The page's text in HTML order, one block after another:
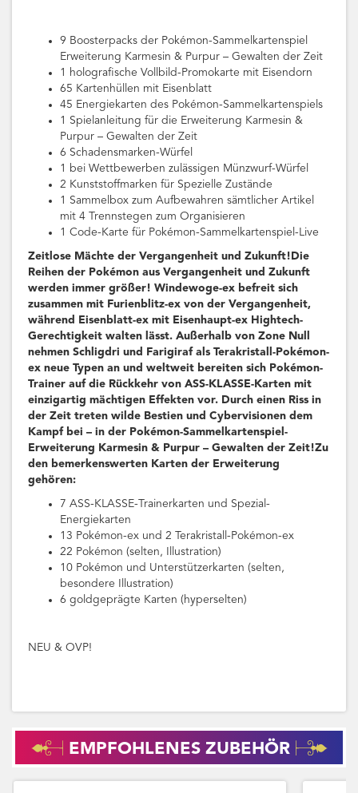
9 Boosterpacks der Pokémon-Sammelkartenspiel
Erweiterung Karmesin & Purpur – Gewalten der Zeit
1 holografische Vollbild-Promokarte mit Eisendorn
65 Kartenhüllen mit Eisenblatt
45 Energiekarten des Pokémon-Sammelkartenspiels
1 Spielanleitung für die Erweiterung Karmesin &
Purpur – Gewalten der Zeit
6 Schadensmarken-Würfel
1 bei Wettbewerben zulässigen Münzwurf-Würfel
2 Kunststoffmarken für Spezielle Zustände
1 Sammelbox zum Aufbewahren sämtlicher Artikel
mit 4 Trennstegen zum Organisieren
1 Code-Karte für Pokémon-Sammelkartenspiel-Live
Zeitlose Mächte der Vergangenheit und Zukunft!Die
Reihen der Pokémon aus Vergangenheit und Zukunft
werden immer größer! Windewoge-ex befreit sich
zusammen mit Furienblitz-ex von der Vergangenheit,
während Eisenblatt-ex mit Eisenhaupt-ex Hightech-
Gerechtigkeit walten lässt. Außerhalb von Zone Null
nehmen Schligdri und Farigiraf als Terakristall-Pokémon-
ex neue Typen an und weltweit bereiten sich Pokémon-
Trainer auf die Rückkehr von ASS-KLASSE-Karten mit
einzigartig mächtigen Effekten vor. Durch einen Riss in
der Zeit treten wilde Bestien und Cybervisionen dem
Kampf bei – in der Pokémon-Sammelkartenspiel-
Erweiterung Karmesin & Purpur – Gewalten der Zeit!Zu
den bemerkenswerten Karten der Erweiterung
gehören:
7 ASS-KLASSE-Trainerkarten und Spezial-
Energiekarten
13 Pokémon-ex und 2 Terakristall-Pokémon-ex
22 Pokémon (selten, Illustration)
10 Pokémon und Unterstützerkarten (selten,
besondere Illustration)
6 goldgeprägte Karten (hyperselten)
NEU & OVP!
EMPFOHLENES ZUBEHÖR